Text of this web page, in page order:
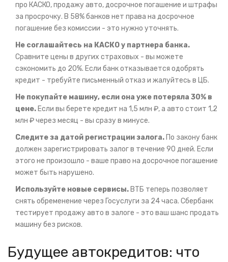
про КАСКО, продажу авто, досрочное погашение и штрафы
за просрочку. В 58% банков нет права на досрочное
погашение без комиссии - это нужно уточнять.
Не соглашайтесь на КАСКО у партнера банка.
Сравните цены в других страховых - вы можете
сэкономить до 20%. Если банк отказывается одобрять
кредит - требуйте письменный отказ и жалуйтесь в ЦБ.
Не покупайте машину, если она уже потеряла 30% в
цене. Если вы берете кредит на 1,5 млн ₽, а авто стоит 1,2
млн ₽ через месяц - вы сразу в минусе.
Следите за датой регистрации залога. По закону банк
должен зарегистрировать залог в течение 90 дней. Если
этого не произошло - ваше право на досрочное погашение
может быть нарушено.
Используйте новые сервисы. ВТБ теперь позволяет
снять обременение через Госуслуги за 24 часа. Сбербанк
тестирует продажу авто в залоге - это ваш шанс продать
машину без рисков.
Будущее автокредитов: что